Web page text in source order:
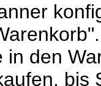
in den
bis